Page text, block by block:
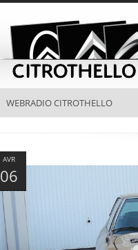
WEBRADIO CITROTHELLO
AVR
06